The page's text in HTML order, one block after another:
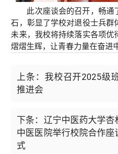
此次座谈会的召开，畅通
石，彰显了学校对退役士兵群
未来，我校将持续落实各项优
熠熠生辉，让青春力量在奋进
上条：我校召开2025级
推进会
下条：辽宁中医药大学
中医医院举行校院合作
式